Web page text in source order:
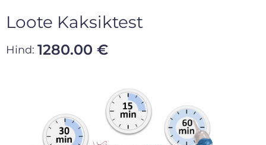
Loote Kaksiktest
Hind: 1280.00 €